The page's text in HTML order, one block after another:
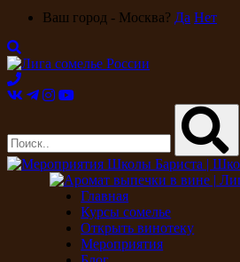
Ваш город - Москва? Да Нет
Главная
Курсы сомелье
Открыть винотеку
Мероприятия